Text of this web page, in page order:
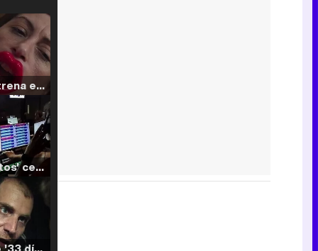
Filmin estrena el tráiler de 'Millennial Mal', su nueva comedia universitaria de la mano de Lorena Iglesias
'120 Minutos' celebra sus 2.000 programas en Telemadrid con un vídeo del día a día en la redacción